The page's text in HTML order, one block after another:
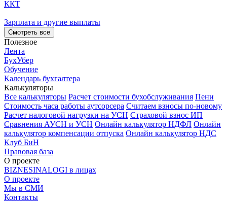
ККТ
Зарплата и другие выплаты
Смотреть все
Полезное
Лента
БухУбер
Обучение
Календарь бухгалтера
Калькуляторы
Все калькуляторы Расчет стоимости бухобслуживания Пени
Стоимость часа работы аутсорсера Считаем взносы по-новому
Расчет налоговой нагрузки на УСН Страховой взнос ИП
Сравнения АУСН и УСН Онлайн калькулятор НДФЛ Онлайн
калькулятор компенсации отпуска Онлайн калькулятор НДС
Клуб БиН
Правовая база
О проекте
BIZNESINALOGI в лицах
О проекте
Мы в СМИ
Контакты